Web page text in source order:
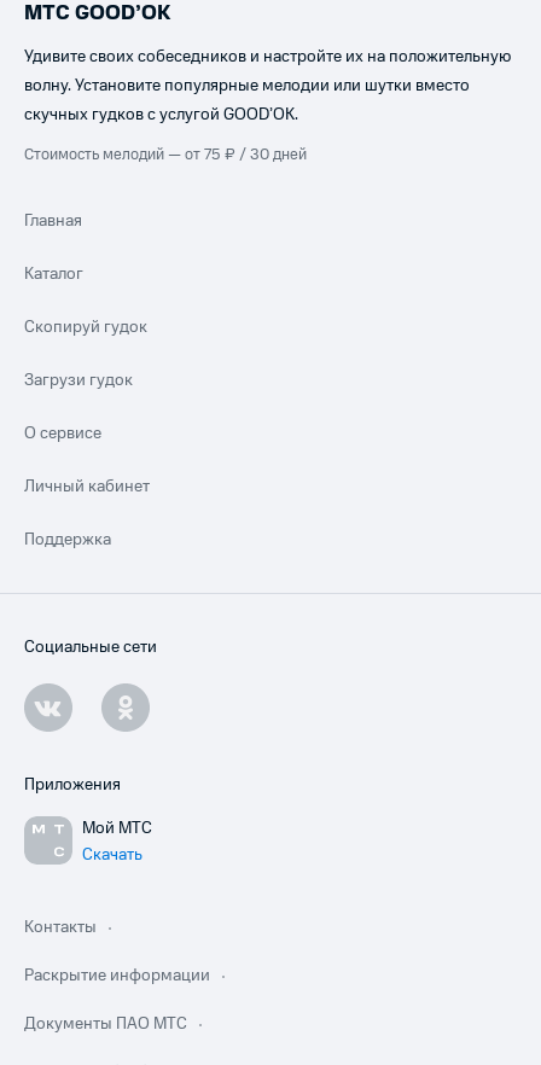
МТС GOOD’OK
Удивите своих собеседников и настройте их на положительную
волну. Установите популярные мелодии или шутки вместо
скучных гудков с услугой GOOD’OK.
Стоимость мелодий — от 75 ₽ / 30 дней
Главная
Каталог
Скопируй гудок
Загрузи гудок
О сервисе
Личный кабинет
Поддержка
Социальные сети
Приложения
Мой МТС
Скачать
Контакты
Раскрытие информации
Документы ПАО МТС